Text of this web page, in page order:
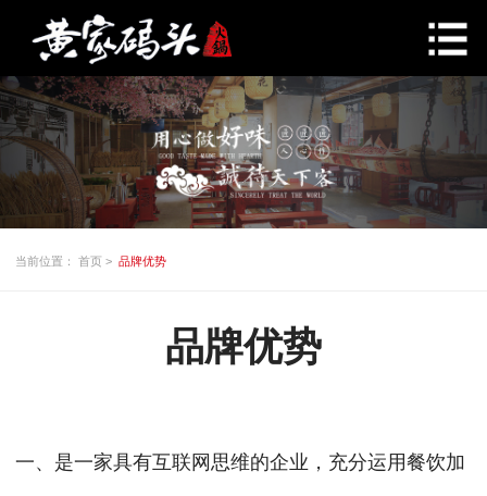
当前位置： 首页 > 品牌优势
品牌优势
一、是一家具有互联网思维的企业，充分运用餐饮加